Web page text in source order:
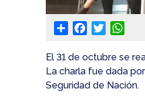
Share Facebook
Twitter
El 31 de octubre se
La charla fue dada
Seguridad de Nación.